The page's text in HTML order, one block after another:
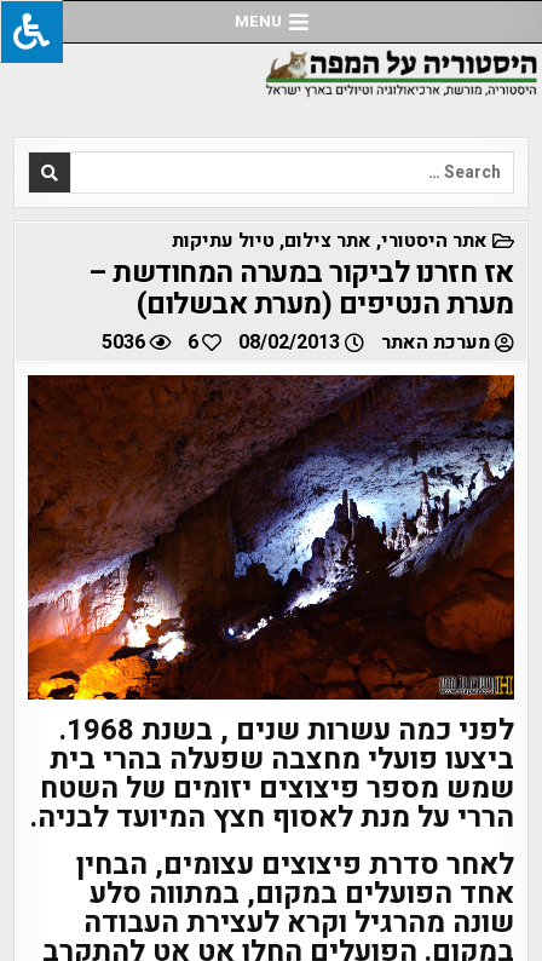
to
content
MENU
Search
for:
POSTED
IN
אתר היסטורי, אתר צילום, טיול עתיקות
אז חזרנו לביקור במערה המחודשת –
מערת הנטיפים (מערת אבשלום)
מערכת האתר 08/02/2013
6
5036
לפני כמה עשרות שנים , בשנת 1968.
ביצעו פועלי מחצבה שפעלה בהרי בית
שמש מספר פיצוצים יזומים של השטח
הררי על מנת לאסוף חצץ המיועד לבניה.
לאחר סדרת פיצוצים עצומים, הבחין
אחד הפועלים במקום, במתווה סלע
שונה מהרגיל וקרא לעצירת העבודה
במקום. הפועלים החלו אט אט להתקרב